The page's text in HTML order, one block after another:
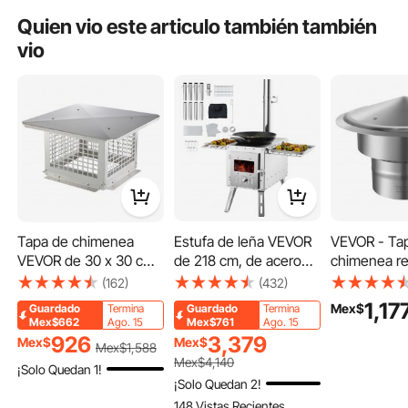
exterior.
Quien vio este articulo también también
vio
Tapa de chimenea
VEVOR de 30 x 30 cm,
de acero inoxidable
304, resistente a la
intemperie, con
prácticos accesorios y
fácil instalación,
compatible con
(162)
Guardado
Mex$662
Termina
Ago. 15
Mex$926 Mex$1,588
¡Solo Quedan 1!
Estufa de leña VEVOR
de 218 cm, de acero
inoxidable, portátil, con
chimenea y guantes,
420 cm³, para cocinar y
calentar al aire libre
con 8 tubos
(432)
Guardado
Mex$761
Termina
Ago. 15
Mex$3,379
Mex$4,140
¡Solo Quedan 2!
VEVOR -
chimenea
acero
de 6
techo, tapa
Mex$